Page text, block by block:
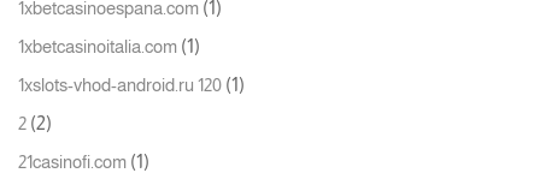
1xbetcasinoespana.com (1)
1xbetcasinoitalia.com (1)
1xslots-vhod-android.ru 120 (1)
2 (2)
21casinofi.com (1)